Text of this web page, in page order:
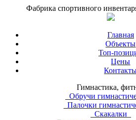
Фабрика спортивного
Главная
Объекты
Топ-
Цены
Гимнастика,
Обручи
Палочки
Скакалки